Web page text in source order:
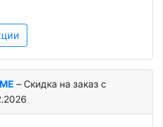
– Скидка на заказ c